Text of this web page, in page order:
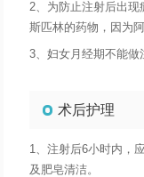
2、为防止注射后出现
斯匹林的药物，因为
3、妇女月经期不能做
术后护理
1、注射后6小时内，
及肥皂清洁。